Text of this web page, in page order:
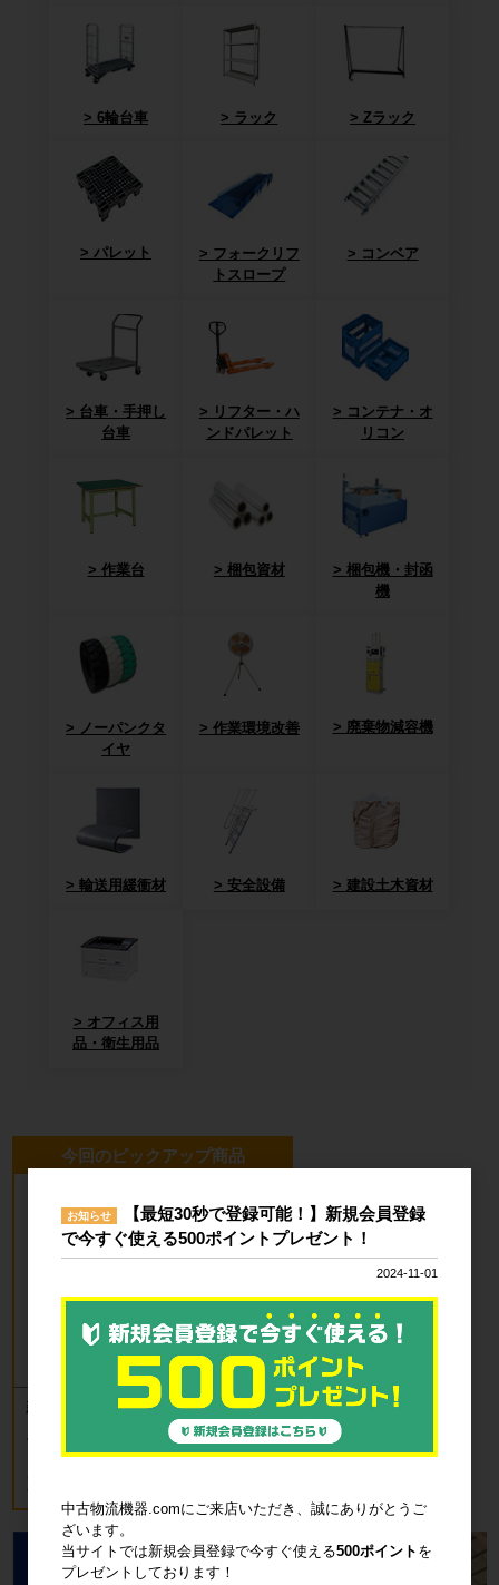
6輪台車 ラック Zラック
パレット
フォークリフ
トスロープ
コンベア
台車・手押し
台車
リフター・ハ
ンドパレット
コンテナ・オ
リコン
作業台 梱包資材
梱包機・封函
機
ノーパンクタ
イヤ
作業環境改善 廃棄物減容機
輸送用緩衝材 安全設備 建設土木資材
オフィス用
品・衛生用品
今回のピックアップ商品
新品 カゴ台車 ロールボックスパレッ
ト(樹脂底板) W850×D650×H1700mm
ブルー
お知らせ
【最短30秒で登録可能！】新規会員登録
で今すぐ使える500ポイントプレゼント！
2024-11-01
中古物流機器.comにご来店いただき、誠にありがとうご
ざいます。
当サイトでは新規会員登録で今すぐ使える500ポイント を
プレゼントしております！